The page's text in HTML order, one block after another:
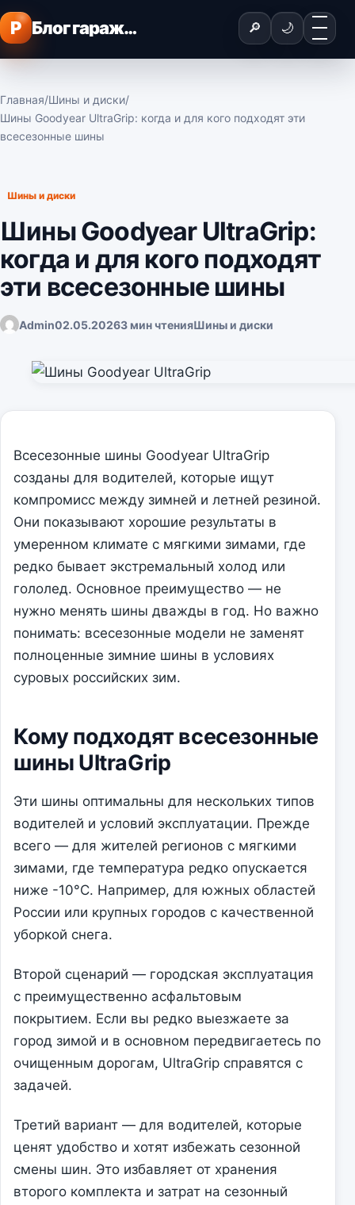
Перейти к содержимому
P Блог гаражного мастера 🔎 🌙 Меню
Главная/Шины и диски/
Шины Goodyear UltraGrip: когда и для кого подходят эти
всесезонные шины
Шины и диски
Шины Goodyear UltraGrip:
когда и для кого подходят
эти всесезонные шины
Admin02.05.20263 мин чтенияШины и диски
Всесезонные шины Goodyear UltraGrip
созданы для водителей, которые ищут
компромисс между зимней и летней резиной.
Они показывают хорошие результаты в
умеренном климате с мягкими зимами, где
редко бывает экстремальный холод или
гололед. Основное преимущество — не
нужно менять шины дважды в год. Но важно
понимать: всесезонные модели не заменят
полноценные зимние шины в условиях
суровых российских зим.
Кому подходят всесезонные
шины UltraGrip
Эти шины оптимальны для нескольких типов
водителей и условий эксплуатации. Прежде
всего — для жителей регионов с мягкими
зимами, где температура редко опускается
ниже -10°C. Например, для южных областей
России или крупных городов с качественной
уборкой снега.
Второй сценарий — городская эксплуатация
с преимущественно асфальтовым
покрытием. Если вы редко выезжаете за
город зимой и в основном передвигаетесь по
очищенным дорогам, UltraGrip справятся с
задачей.
Третий вариант — для водителей, которые
ценят удобство и хотят избежать сезонной
смены шин. Это избавляет от хранения
второго комплекта и затрат на сезонный